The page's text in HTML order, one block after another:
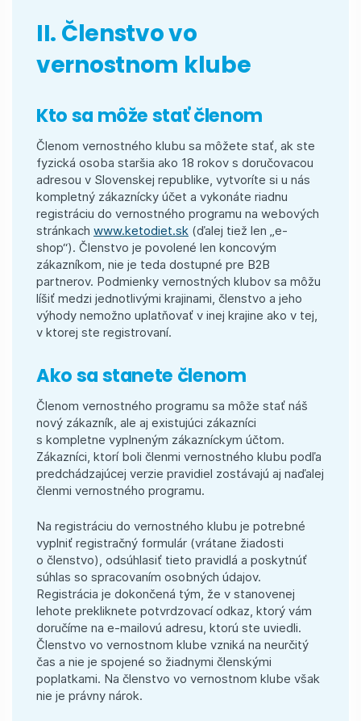
II. Členstvo vo
vernostnom klube
Kto sa môže stať členom
Členom vernostného klubu sa môžete stať, ak ste
fyzická osoba staršia ako 18 rokov s doručovacou
adresou v Slovenskej republike, vytvoríte si u nás
kompletný zákaznícky účet a vykonáte riadnu
registráciu do vernostného programu na webových
stránkach www.ketodiet.sk (ďalej tiež len „e-
shop“). Členstvo je povolené len koncovým
zákazníkom, nie je teda dostupné pre B2B
partnerov. Podmienky vernostných klubov sa môžu
líšiť medzi jednotlivými krajinami, členstvo a jeho
výhody nemožno uplatňovať v inej krajine ako v tej,
v ktorej ste registrovaní.
Ako sa stanete členom
Členom vernostného programu sa môže stať náš
nový zákazník, ale aj existujúci zákazníci
s kompletne vyplneným zákazníckym účtom.
Zákazníci, ktorí boli členmi vernostného klubu podľa
predchádzajúcej verzie pravidiel zostávajú aj naďalej
členmi vernostného programu.
Na registráciu do vernostného klubu je potrebné
vyplniť registračný formulár (vrátane žiadosti
o členstvo), odsúhlasiť tieto pravidlá a poskytnúť
súhlas so spracovaním osobných údajov.
Registrácia je dokončená tým, že v stanovenej
lehote prekliknete potvrdzovací odkaz, ktorý vám
doručíme na e-⁠mailovú adresu, ktorú ste uviedli.
Členstvo vo vernostnom klube vzniká na neurčitý
čas a nie je spojené so žiadnymi členskými
poplatkami. Na členstvo vo vernostnom klube však
nie je právny nárok.